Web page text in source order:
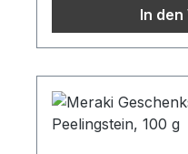
In